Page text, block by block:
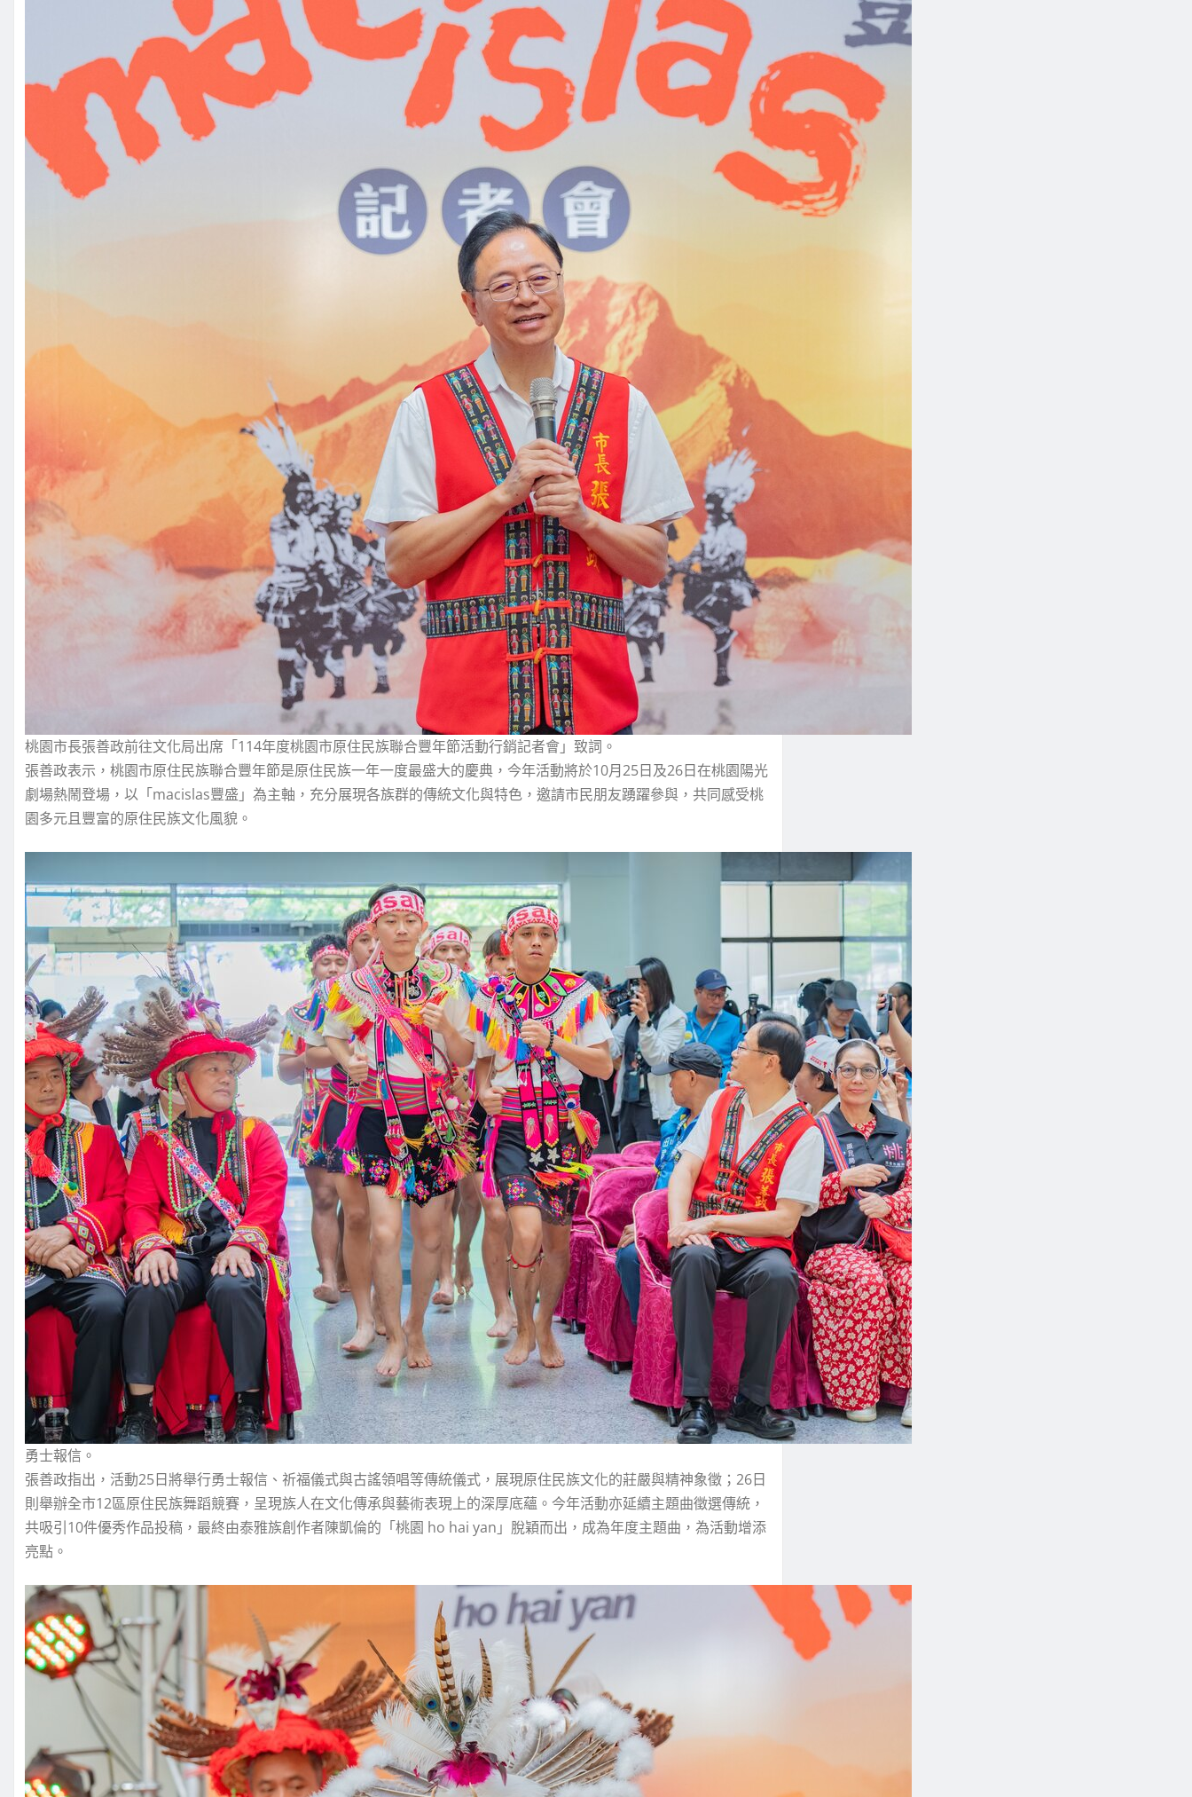
桃園市長張善政前往文化局出席「114年度桃園市原住民族聯合豐年節活動行銷記者會」致詞。
張善政表示，桃園市原住民族聯合豐年節是原住民族一年一度最盛大的慶典，今年活動將於10月25日及26日在桃園陽光
劇場熱鬧登場，以「macislas豐盛」為主軸，充分展現各族群的傳統文化與特色，邀請市民朋友踴躍參與，共同感受桃
園多元且豐富的原住民族文化風貌。
勇士報信。
張善政指出，活動25日將舉行勇士報信、祈福儀式與古謠領唱等傳統儀式，展現原住民族文化的莊嚴與精神象徵；26日
則舉辦全市12區原住民族舞蹈競賽，呈現族人在文化傳承與藝術表現上的深厚底蘊。今年活動亦延續主題曲徵選傳統，
共吸引10件優秀作品投稿，最終由泰雅族創作者陳凱倫的「桃園 ho hai yan」脫穎而出，成為年度主題曲，為活動增添
亮點。